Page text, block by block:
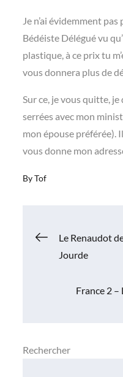
Je n’ai évidemment
Bédéiste Délégué vu
plastique, à ce prix tu
vous donnera plus de
Sur ce, je vous quitte,
serrées avec mon
mon épouse préférée).
vous donne mon
ByTof
Le Renaudot
Jourde
France 2
Rechercher